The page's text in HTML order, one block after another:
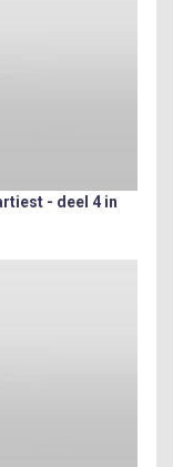
- deel 4 in